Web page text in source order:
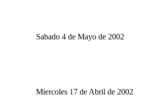
Sabado 4 de Mayo de 2002
Miercoles 17 de Abril de 2002